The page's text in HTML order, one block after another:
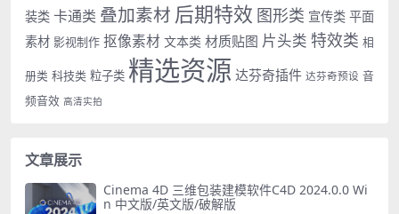
装类 卡通类 叠加素材 后期特效 图形类 宣传类 平面
素材 影视制作 抠像素材 文本类 材质贴图 片头类 特效类 相
册类 科技类 粒子类 精选资源 达芬奇插件 达芬奇预设 音
频音效 高清实拍
文章展示
Cinema 4D 三维包装建模软件C4D 2024.0.0 Wi
n 中文版/英文版/破解版